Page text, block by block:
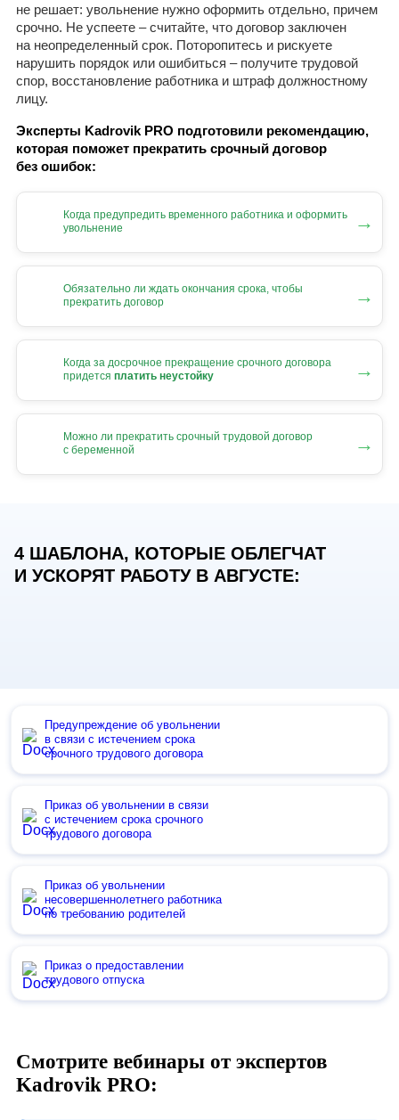
не решает: увольнение нужно оформить отдельно, причем
срочно. Не успеете – считайте, что договор заключен
на неопределенный срок. Поторопитесь и рискуете
нарушить порядок или ошибиться – получите трудовой
спор, восстановление работника и штраф должностному
лицу.
Эксперты Kadrovik PRO подготовили рекомендацию,
которая поможет прекратить срочный договор
без ошибок:
Когда предупредить временного работника и оформить
увольнение
→
Обязательно ли ждать окончания срока, чтобы
прекратить договор
→
Когда за досрочное прекращение срочного договора
придется платить неустойку →
Можно ли прекратить срочный трудовой договор
с беременной
→
4 ШАБЛОНА, КОТОРЫЕ ОБЛЕГЧАТ
И УСКОРЯТ РАБОТУ В АВГУСТЕ:
Предупреждение об увольнении
в связи с истечением срока
срочного трудового договора
Приказ об увольнении в связи
с истечением срока срочного
трудового договора
Приказ об увольнении
несовершеннолетнего работника
по требованию родителей
Приказ о предоставлении
трудового отпуска
Смотрите вебинары от экспертов
Kadrovik PRO: